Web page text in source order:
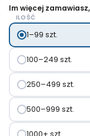
zeszyt
kieszonkowy
typu
cahier
journal
papieru
z
kamienia
Im więcej
ILOŚĆ
1–99 szt.
100–249 szt.
250–499 szt.
500–999 szt.